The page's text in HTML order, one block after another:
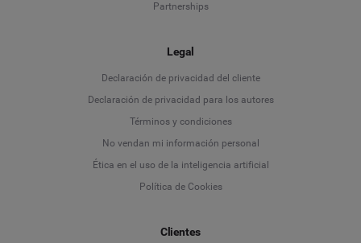
Partnerships
Legal
Declaración de privacidad del cliente
Declaración de privacidad para los autores
Términos y condiciones
No vendan mi información personal
Ética en el uso de la inteligencia artificial
Política de Cookies
Clientes